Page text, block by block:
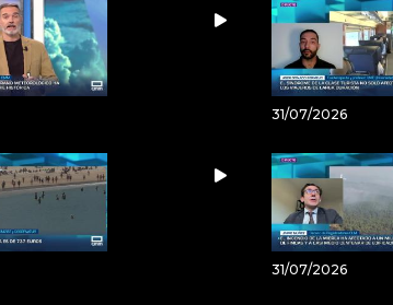
31/07/2026
31/07/2026